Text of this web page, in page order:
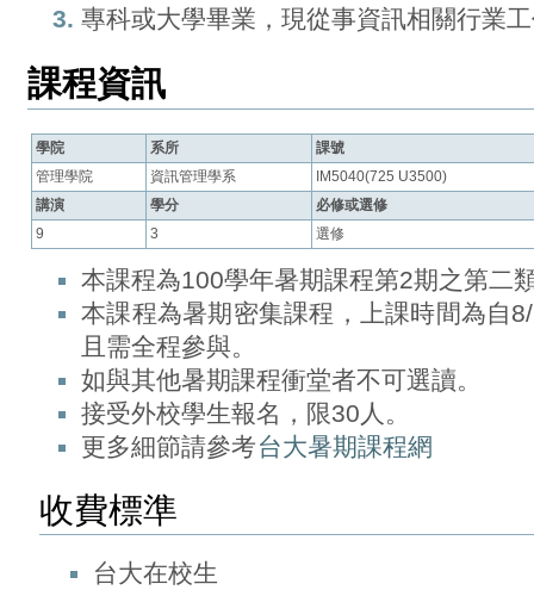
專科或大學畢業，現從事資訊相關行業
課程資訊
學院 系所
課號
管理學院
資訊管理學系
IM5040(725 U3500)
講演
學分
必修或選修
9
3 選修
本課程為100學年暑期課程第2期之第二
本課程為暑期密集課程，上課時間為自
且需全程參與。
如與其他暑期課程衝堂者不可選讀。
接受外校學生報名，限30人。
更多細節請參考台大暑期課程網
收費標準
台大在校生